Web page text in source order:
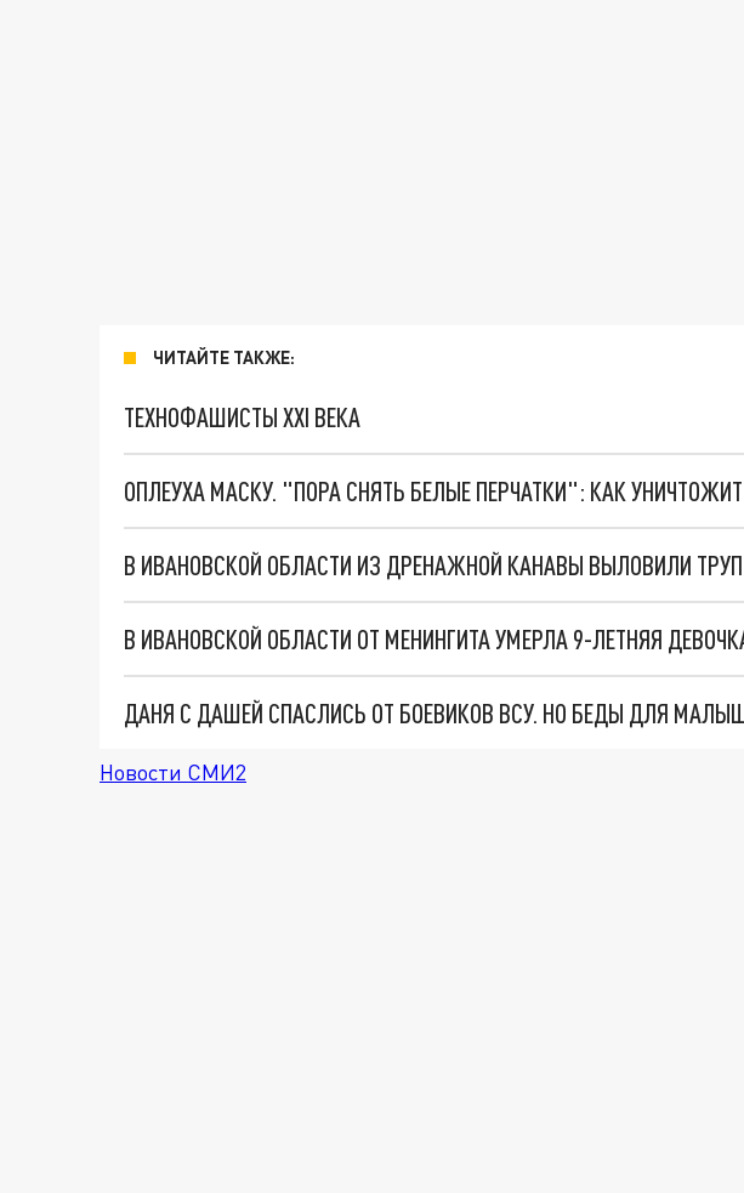
ЧИТАЙТЕ ТАКЖЕ:
ТЕХНОФАШИСТЫ XXI ВЕКА
ОПЛЕУХА МАСКУ. "ПОРА СНЯТЬ БЕЛЫЕ ПЕРЧАТКИ": КАК
В ИВАНОВСКОЙ ОБЛАСТИ ИЗ ДРЕНАЖНОЙ КАНАВЫ ВЫЛОВИЛИ ТРУП
В ИВАНОВСКОЙ ОБЛАСТИ ОТ МЕНИНГИТА УМЕРЛА 9-ЛЕТНЯЯ
ДАНЯ С ДАШЕЙ СПАСЛИСЬ ОТ БОЕВИКОВ ВСУ. НО БЕДЫ ДЛЯ
Новости СМИ2